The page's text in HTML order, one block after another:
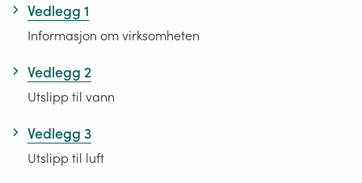
Vedlegg 1
Informasjon om virksomheten
Vedlegg 2
Utslipp til vann
Vedlegg 3
Utslipp til luft